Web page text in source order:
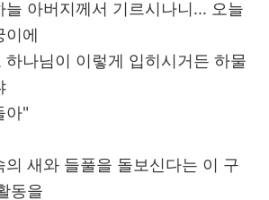
아버지께서 기르시나니... 오늘
이에
하나님이 이렇게 입히시거든 하물
아"
의 새와 들풀을 돌보신다는 이 구
동을